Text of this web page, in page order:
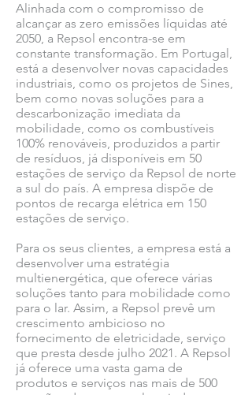
Alinhada com o compromisso de
alcançar as zero emissões líquidas até
2050, a Repsol encontra-se em
constante transformação. Em Portugal,
está a desenvolver novas capacidades
industriais, como os projetos de Sines,
bem como novas soluções para a
descarbonização imediata da
mobilidade, como os combustíveis
100% renováveis, produzidos a partir
de resíduos, já disponíveis em 50
estações de serviço da Repsol de norte
a sul do país. A empresa dispõe de
pontos de recarga elétrica em 150
estações de serviço.
Para os seus clientes, a empresa está a
desenvolver uma estratégia
multienergética, que oferece várias
soluções tanto para mobilidade como
para o lar. Assim, a Repsol prevê um
crescimento ambicioso no
fornecimento de eletricidade, serviço
que presta desde julho 2021. A Repsol
já oferece uma vasta gama de
produtos e serviços nas mais de 500